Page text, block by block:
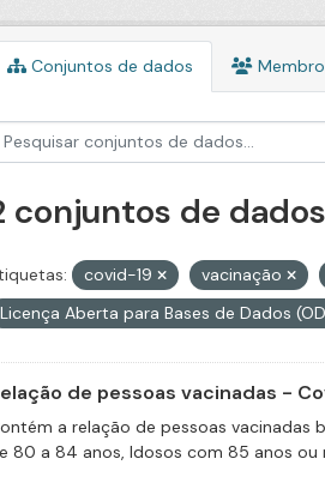
Conjuntos de dados
conjuntos de
covid-19 vacinação
Licença Aberta para Bases de Dados
de pessoas vacinadas -
a relação de pessoas vacinadas
80 a 84 anos, Idosos com 85 anos ou